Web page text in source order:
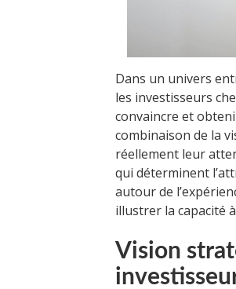
Dans un univers
les investisseurs
convaincre et
combinaison de la
réellement leur
qui déterminent
autour de
illustrer la capacité
Vision